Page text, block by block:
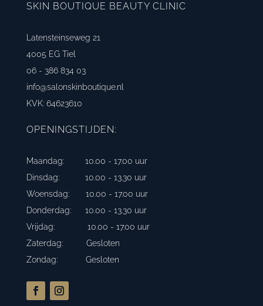
SKIN BOUTIQUE BEAUTY CLINIC
Latensteinseweg 21
4005 EG Tiel
06 - 386 834 03
info@salonskinboutique.nl
KVK: 64623610
OPENINGSTIJDEN:
Maandag: 10.00 - 17.00 uur
Dinsdag: 10.00 - 13.30 uur
Woensdag: 10.00 - 17.00 uur
Donderdag: 10.00 - 13.30 uur
Vrijdag: 10.00 - 17.00 uur
Zaterdag: Gesloten
Zondag: Gesloten